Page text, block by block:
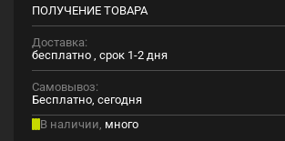
ПОЛУЧЕНИЕ ТОВАРА
Доставка:
бесплатно , срок 1-2 дня
Самовывоз:
Бесплатно, сегодня
В наличии, много